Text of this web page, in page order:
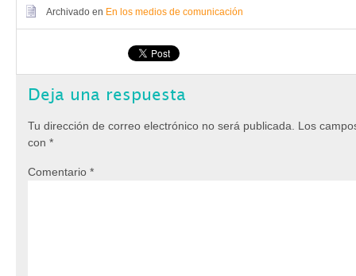
Archivado en En los medios de comunicación
Deja una respuesta
Tu dirección de correo electrónico no será publicada.
Los
con *
Comentario *